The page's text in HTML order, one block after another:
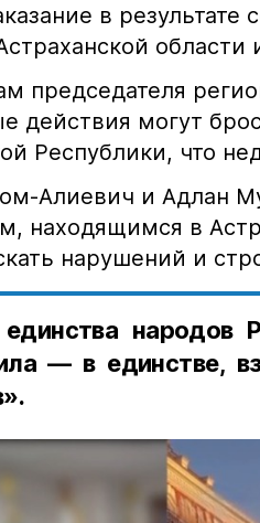
в
области
председателя
действия могут
Республики, что
Алиевич и Адлан
находящимся в
нарушений и
народов
— в единстве,